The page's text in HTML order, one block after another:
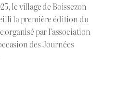
le village de Boissezon
la première édition du
par l’association
des Journées